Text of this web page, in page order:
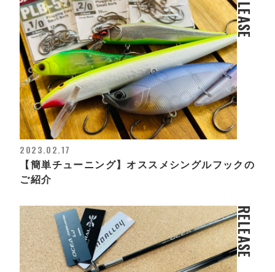
RELEASE
2023.02.17
【簡単チューニング】オススメシングルフックの
ご紹介
RELEASE